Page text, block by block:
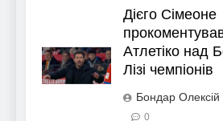
Дієго Сімеоне
Атлетіко над
Лізі чемпіонів
Бондар Олексій
0